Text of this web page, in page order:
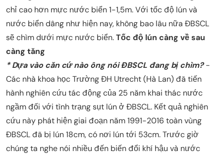
chỉ cao hơn mực nước biển 1-1,5m. Với tốc độ lún và
nước biển dâng như hiện nay, không bao lâu nữa ĐBSCL
sẽ chìm dưới mực nước biển.Tốc độ lún càng về sau
càng tăng
* Dựa vào căn cứ nào ông nói ĐBSCL đang bị chìm?-
Các nhà khoa học Trường ĐH Utrecht (Hà Lan) đã tiến
hành nghiên cứu tác động của 25 năm khai thác nước
ngầm đối với tình trạng sụt lún ở ĐBSCL. Kết quả nghiên
cứu này phát hiện giai đoạn năm 1991-2016 toàn vùng
ĐBSCL đã bị lún 18cm, có nơi lún tới 53cm. Trước giờ
chúng ta nghe nói nhiều đến biến đổi khí hậu và nước